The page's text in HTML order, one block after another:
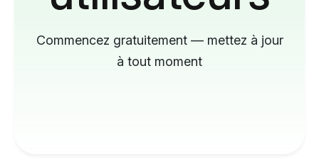
Commencez gratuitement — mettez à jour
à tout moment